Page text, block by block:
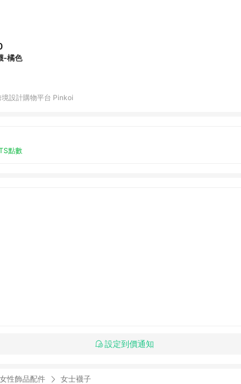
-橘色
境設計購物平台 Pinkoi
點數
設定到價通知
女性飾品配件 女士襪子